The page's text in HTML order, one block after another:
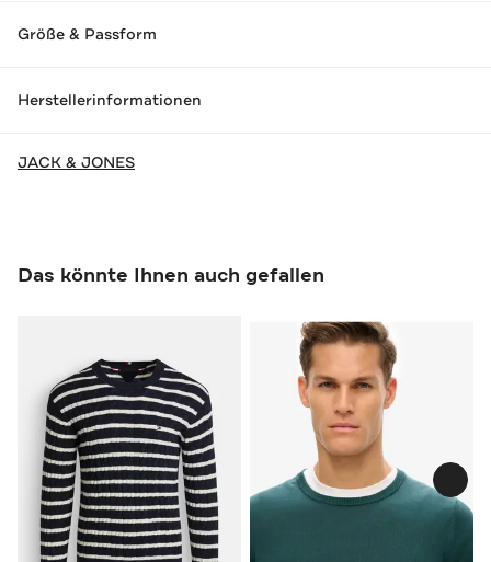
Größe & Passform
Herstellerinformationen
JACK & JONES
Das könnte Ihnen auch gefallen